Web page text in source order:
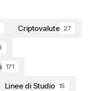
Criptovalute 27
171
Linee di Studio 15